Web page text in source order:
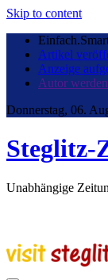
Skip to content
Artikel
Anzeige
Autor werden
Donnerstag, 06.
Steglitz-
Unabhängige